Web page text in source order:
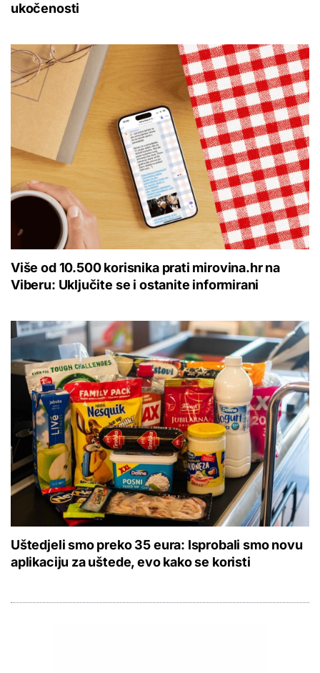
ukočenosti
Više od 10.500 korisnika prati mirovina.hr na
Viberu: Uključite se i ostanite informirani
Uštedjeli smo preko 35 eura: Isprobali smo novu
aplikaciju za uštede, evo kako se koristi